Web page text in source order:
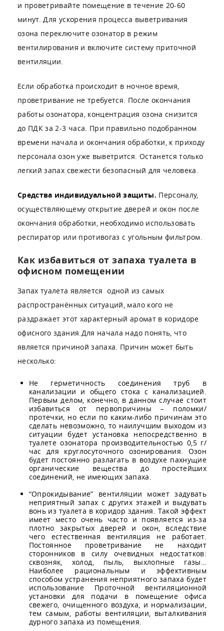
и проветривайте помещение в течение 20-60
минут. Для ускорения процесса выветривания
озона переключите озонатор в режим
вентилирования и включите систему приточной
вентиляции.
Если обработка происходит в ночное время,
проветривание не требуется. После окончания
работы озонатора, концентрация озона снизится
до ПДК за 2-3 часа. При правильно подобранном
времени начала и окончания обработки, к приходу
персонала озон уже выветрится. Останется только
легкий запах свежести безопасный для человека.
Средства индивидуальной защиты. Персоналу,
осуществляющему открытие дверей и окон после
окончания обработки, необходимо использовать
респиратор или противогаз с угольным фильтром.
Как избавиться от запаха туалета в
офисном помещении
Запах туалета является одной из самых
распространённых ситуаций, мало кого не
раздражает этот характерный аромат в коридоре
офисного здания.Для начала надо понять, что
является причиной запаха. Причин может быть
несколько:
Не герметичность соединения труб в
канализации и общего стока с канализацией.
Первым делом, конечно, в данном случае стоит
избавиться от первопричины – поломки/
протечки, но если по каким-либо причинам это
сделать невозможно, то наилучшим выходом из
ситуации будет установка непосредственно в
туалете озонатора производительностью 0,5 г/
час для круглосуточного озонирования. Озон
будет постоянно разлагать в воздухе пахнущие
органические вещества до простейших
соединений, не имеющих запаха.
“Опрокидывание” вентиляции может задувать
неприятный запах с других этажей и выдувать
вонь из туалета в коридор здания. Такой эффект
имеет место очень часто и появляется из-за
плотно закрытых дверей и окон, вследствие
чего естественная вентиляция не работает.
Постоянное проветривание не находит
сторонников в силу очевидных недостатков:
сквозняк, холод, пыль, выхлопные газы…
Наиболее рациональным и эффективным
способом устранения неприятного запаха будет
использование Проточной вентиляционной
установки для подачи в помещение офиса
свежего, очищенного воздуха, и нормализации,
тем самым, работы вентиляции, выталкивания
дурного запаха из помещения.